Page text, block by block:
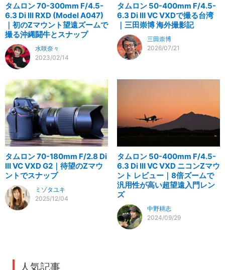
タムロン 70-300mm F/4.5-
6.3 Di III RXD (Model A047)
｜初のZマウント望遠ズームで
撮る沖縄闘牛とスナップ
水咲奈々
2023/02/14
タムロン 50-400mm F/4.5-
6.3 Di III VC VXDで撮る台湾
｜三田崇博 海外撮影記
三田崇博
2026/07/21
タムロン 70-180mm F/2.8 Di
III VC VXD G2｜待望のZマウ
ントでスナップ
ミゾタユキ
2025/12/04
タムロン 50-400mm F/4.5-
6.3 Di III VC VXD ニコンZマウ
ント レビュー｜8倍ズームで
汎用性が高い超望遠入門レン
ズ
中野耕志
2024/09/29
人気記事